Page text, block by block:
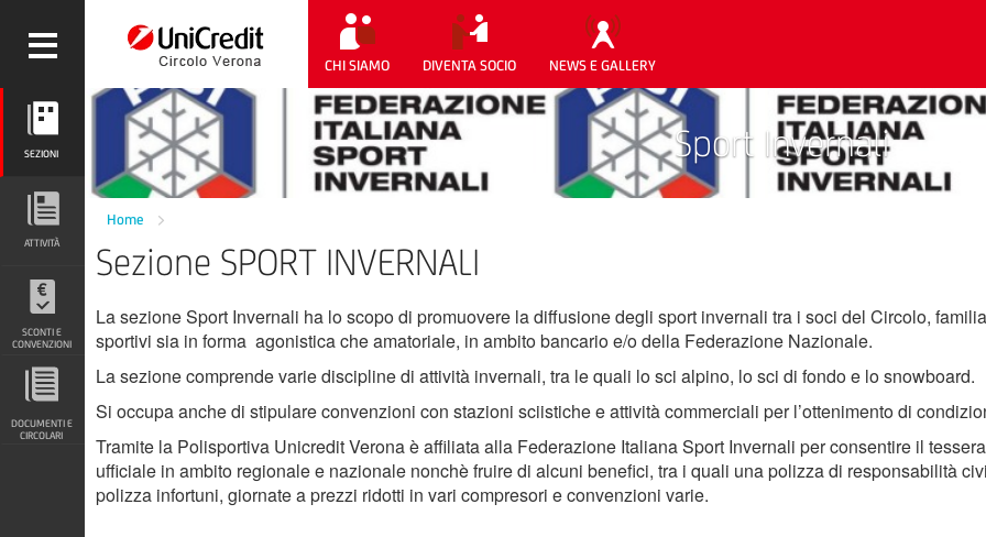
CHI SIAMO DIVENTA SOCIO NEWS E GALLERY
SEZIONI
SEZIONI
ATTIVITÀ
ATTIVITÀ
SCONTI E
CONVENZIONI
SCONTI E CONVENZIONI
DOCUMENTI E
CIRCOLARI
Sport Invernali
Home
Sezione SPORT INVERNALI
La sezione Sport Invernali ha lo scopo di promuovere la diffusione degli sport invernali tra i soci del Circolo,
sportivi sia in forma agonistica che amatoriale, in ambito bancario e/o della Federazione Nazionale.
La sezione comprende varie discipline di attività invernali, tra le quali lo sci alpino, lo sci di fondo e lo snowboard.
Si occupa anche di stipulare convenzioni con stazioni sciistiche e attività commerciali per l’ottenimento di
Tramite la Polisportiva Unicredit Verona è affiliata alla Federazione Italiana Sport Invernali per consentire il
ufficiale in ambito regionale e nazionale nonchè fruire di alcuni benefici, tra i quali una polizza di responsabilità
polizza infortuni, giornate a prezzi ridotti in vari compresori e convenzioni varie.